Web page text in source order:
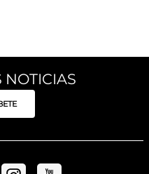
Jumper Estapado Cut
$54,99